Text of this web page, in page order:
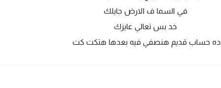
في السما ف الارض جايلك
خد بس تعالي عايزك
ده حساب قديم هنصفي فيه بعدها هتكت كت